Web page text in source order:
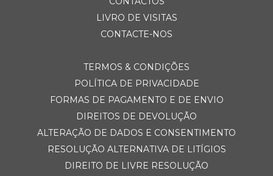
LIVRO DE VISITAS
CONTACTE-NOS
TERMOS & CONDIÇÕES
POLÍTICA DE PRIVACIDADE
FORMAS DE PAGAMENTO E DE ENVIO
DIREITOS DE DEVOLUÇÃO
ALTERAÇÃO DE DADOS E CONSENTIMENTO
RESOLUÇÃO ALTERNATIVA DE LITÍGIOS
DIREITO DE LIVRE RESOLUÇÃO